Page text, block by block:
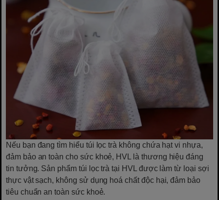
Nếu bạn đang tìm hiểu túi lọc trà không chứa hạt vi nhựa,
đảm bảo an toàn cho sức khoẻ, HVL là thương hiệu đáng
tin tưởng. Sản phẩm túi lọc trà tại HVL được làm từ loại sợi
thực vật sạch, không sử dụng hoá chất độc hại, đảm bảo
tiêu chuẩn an toàn sức khoẻ.